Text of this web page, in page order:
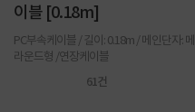
이블 [0.18m]
PC부속케이블 / 길이: 0.18m / 메인단자:
라운드형 /연장케이블
61건